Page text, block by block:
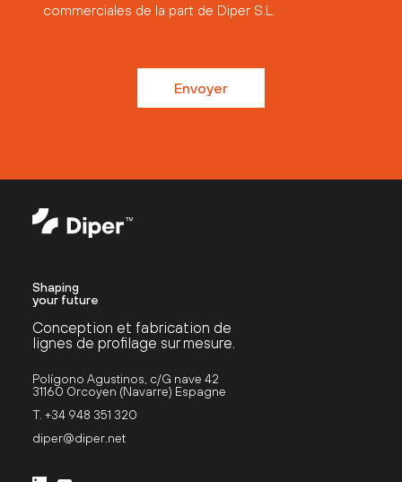
commerciales de la part de Diper S.L.
Envoyer
Shaping
your future
Conception et fabrication de
lignes de profilage sur mesure.
Polígono Agustinos, c/G nave 42
31160 Orcoyen (Navarre) Espagne
T. +34 948 351 320
diper@diper.net